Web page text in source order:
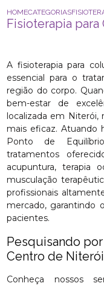
HOMECATEGORIAS
Fisioterapia
A fisioterapia para
essencial para o
região do corpo.
bem-estar de
localizada em Niterói,
mais eficaz. Atuando
Ponto de
tratamentos
acupuntura, terapia
musculação
profissionais
mercado, garantindo
pacientes.
Pesquisando
Centro de
Conheça nossos